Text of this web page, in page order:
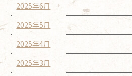
2025年6月
2025年5月
2025年4月
2025年3月